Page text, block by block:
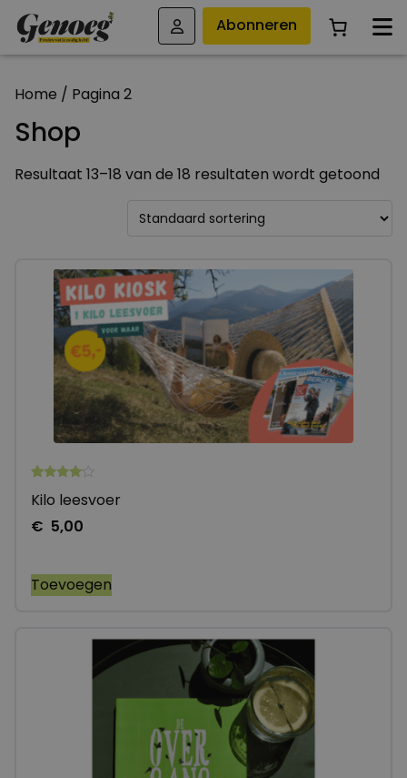
Abonneren
Home / Pagina 2
Shop
Resultaat 13–18 van de 18 resultaten wordt getoond
3.90
gebaseerd
Kilo leesvoer
€ 5,00
Toevoegen